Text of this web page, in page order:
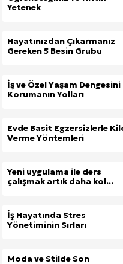
Yetenek
Hayatınızdan Çıkarmanız
Gereken 5 Besin Grubu
İş ve Özel Yaşam Dengesini
Korumanın Yolları
Evde Basit Egzersizlerle
Verme Yöntemleri
Yeni uygulama ile ders
çalışmak artık daha kol...
İş Hayatında Stres
Yönetiminin Sırları
Moda ve Stilde Son